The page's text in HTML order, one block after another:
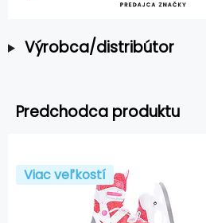
Výrobca/distribútor
Predchodca produktu
Viac veľkostí